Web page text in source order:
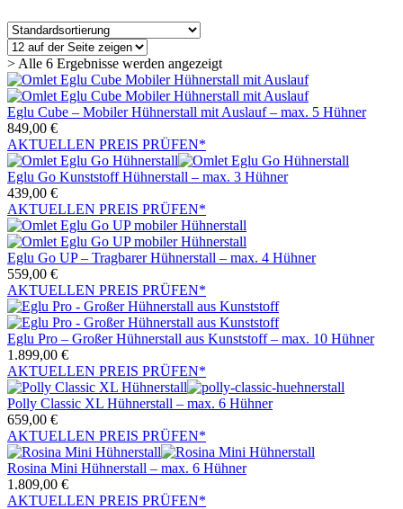
> Alle 6 Ergebnisse werden angezeigt
Eglu Cube – Mobiler Hühnerstall mit Auslauf – max. 5 Hühner
849,00 €
AKTUELLEN PREIS PRÜFEN*
Eglu Go Kunststoff Hühnerstall – max. 3 Hühner
439,00 €
AKTUELLEN PREIS PRÜFEN*
Eglu Go UP – Tragbarer Hühnerstall – max. 4 Hühner
559,00 €
AKTUELLEN PREIS PRÜFEN*
Eglu Pro – Großer Hühnerstall aus Kunststoff – max. 10 Hühner
1.899,00 €
AKTUELLEN PREIS PRÜFEN*
Polly Classic XL Hühnerstall – max. 6 Hühner
659,00 €
AKTUELLEN PREIS PRÜFEN*
Rosina Mini Hühnerstall – max. 6 Hühner
1.809,00 €
AKTUELLEN PREIS PRÜFEN*